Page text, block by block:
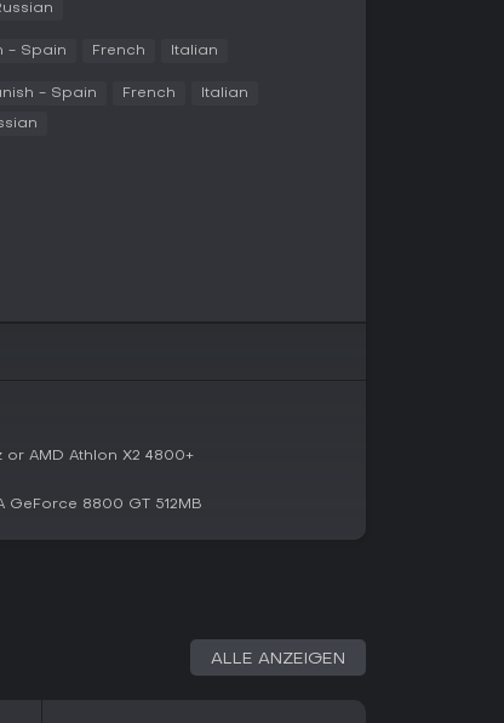
Kampagne, in der Batman
antritt.
das Sammeln von Items oder das
Combat- und Predator-Skills mit
Nightwing spielbar, jeweils mit
und Challenges.
stark, viele Reviews loben die fließenden
- Spain French Italian
- Spain French Italian
or AMD Athlon X2 4800+
GeForce 8800 GT 512MB
ALLE ANZEIGEN